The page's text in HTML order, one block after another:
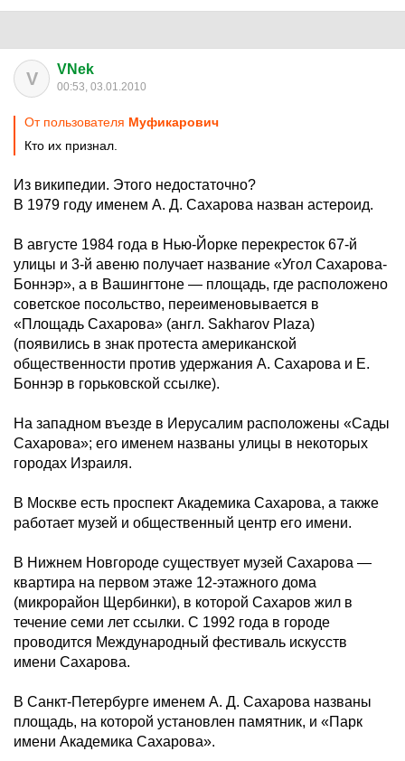
V VNek
00:53, 03.01.2010
От пользователя Муфикарович
Кто их признал.
Из википедии. Этого недостаточно?
В 1979 году именем А. Д. Сахарова назван астероид.
В августе 1984 года в Нью-Йорке перекресток 67-й
улицы и 3-й авеню получает название «Угол Сахарова-
Боннэр», а в Вашингтоне — площадь, где расположено
советское посольство, переименовывается в
«Площадь Сахарова» (англ. Sakharov Plaza)
(появились в знак протеста американской
общественности против удержания А. Сахарова и Е.
Боннэр в горьковской ссылке).
На западном въезде в Иерусалим расположены «Сады
Сахарова»; его именем названы улицы в некоторых
городах Израиля.
В Москве есть проспект Академика Сахарова, а также
работает музей и общественный центр его имени.
В Нижнем Новгороде существует музей Сахарова —
квартира на первом этаже 12-этажного дома
(микрорайон Щербинки), в которой Сахаров жил в
течение семи лет ссылки. С 1992 года в городе
проводится Международный фестиваль искусств
имени Сахарова.
В Санкт-Петербурге именем А. Д. Сахарова названы
площадь, на которой установлен памятник, и «Парк
имени Академика Сахарова».